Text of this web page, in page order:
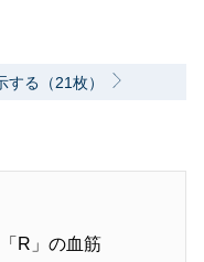
る（21枚）
R」の血筋